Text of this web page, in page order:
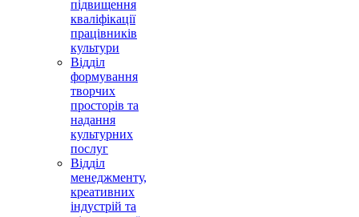
підвищення
кваліфікації
працівників
культури
Відділ
формування
творчих
просторів та
надання
культурних
послуг
Відділ
менеджменту,
креативних
індустрій та